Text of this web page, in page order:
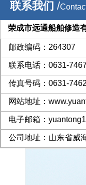
联系我们 /
荣成市远通船舶修造
邮政编码：264307
联系电话：0631-
传真号码：0631-
网站地址：
电子邮箱：
公司地址：山东省威